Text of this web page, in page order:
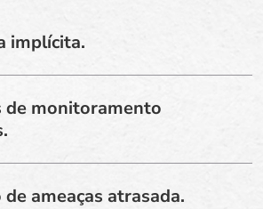
implícita.
de monitoramento
ameaças atrasada.